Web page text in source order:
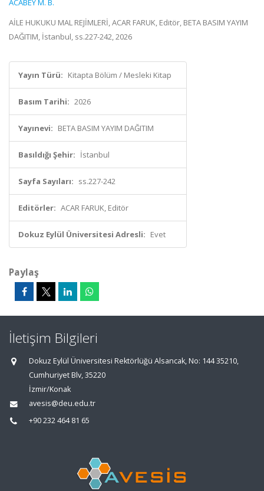
ACABEY M. B.
AİLE HUKUKU MAL REJİMLERİ, ACAR FARUK, Editör, BETA BASIM YAYIM
DAĞITIM, İstanbul, ss.227-242, 2026
Yayın Türü: Kitapta Bölüm / Mesleki Kitap
Basım Tarihi: 2026
Yayınevi: BETA BASIM YAYIM DAĞITIM
Basıldığı Şehir: İstanbul
Sayfa Sayıları: ss.227-242
Editörler: ACAR FARUK, Editör
Dokuz Eylül Üniversitesi Adresli: Evet
Paylaş
İletişim Bilgileri
Dokuz Eylül Üniversitesi Rektörlüğü Alsancak, No: 144 35210,
Cumhuriyet Blv, 35220
İzmir/Konak
avesis@deu.edu.tr
+90 232 464 81 65